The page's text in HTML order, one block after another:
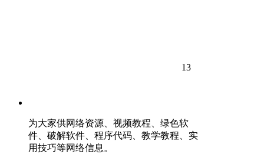
13
为大家供网络资源、视频教程、绿色软
件、破解软件、程序代码、教学教程、实
用技巧等网络信息。